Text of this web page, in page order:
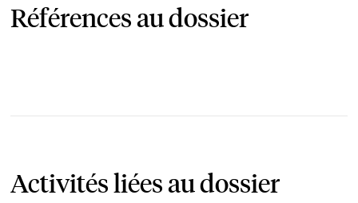
Références au dossier
Activités liées au dossier